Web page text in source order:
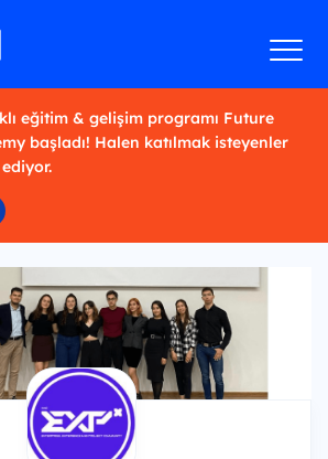
eğitim & gelişim programı Future
başladı! Halen katılmak isteyenler